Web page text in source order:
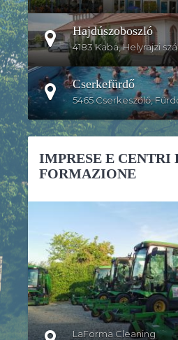
Hajdúszoboszló
4183 Kaba, Helyrajzi
Cserkefürdő
5465 Cserkeszőlő,
IMPRESE E CENTRI
FORMAZIONE
DETTAGLI
LaForma Cleaning